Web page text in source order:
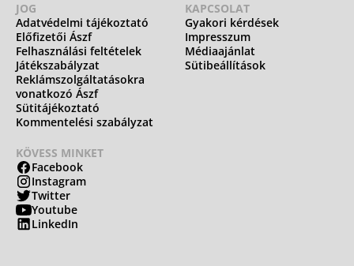
JOG
Adatvédelmi tájékoztató
Előfizetői Ászf
Felhasználási feltételek
Játékszabályzat
Reklámszolgáltatásokra
vonatkozó Ászf
Sütitájékoztató
Kommentelési szabályzat
KAPCSOLAT
Gyakori kérdések
Impresszum
Médiaajánlat
Sütibeállítások
KÖVESS MINKET
Facebook
Instagram
Twitter
Youtube
LinkedIn